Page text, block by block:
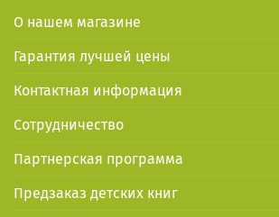
О нашем магазине
Гарантия лучшей цены
Контактная информация
Сотрудничество
Партнерская программа
Предзаказ детских книг